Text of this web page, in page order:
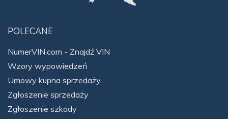
POLECANE
NumerVIN.com - Znajdź VIN
Wzory wypowiedzeń
Umowy kupna sprzedaży
Zgłoszenie sprzedaży
Zgłoszenie szkody